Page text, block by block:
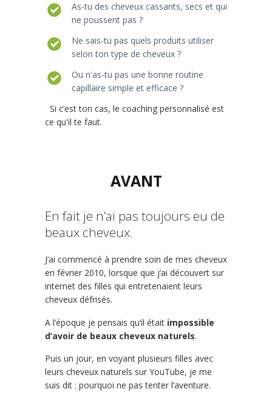
As-tu des cheveux cassants, secs et qui
ne poussent pas ?
Ne sais-tu pas quels produits utiliser
selon ton type de cheveux ?
Ou n'as-tu pas une bonne routine
capillaire simple et efficace ?
Si c’est ton cas, le coaching personnalisé est
ce qu'il te faut.
AVANT
En fait je n’ai pas toujours eu de
beaux cheveux.
J’ai commencé à prendre soin de mes cheveux
en février 2010, lorsque que j’ai découvert sur
internet des filles qui entretenaient leurs
cheveux défrisés.
A l’époque je pensais qu’il était impossible
d’avoir de beaux cheveux naturels.
Puis un jour, en voyant plusieurs filles avec
leurs cheveux naturels sur YouTube, je me
suis dit : pourquoi ne pas tenter l’aventure.